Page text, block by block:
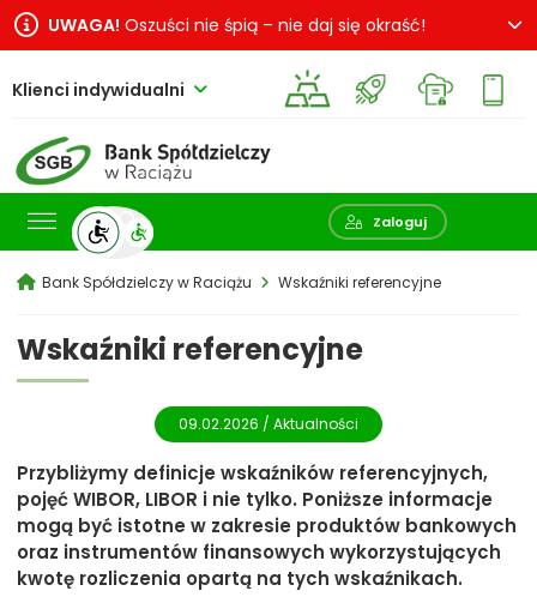
UWAGA! Oszuści nie śpią – nie daj się okraść!
Klienci indywidualni
Zaloguj
Pokaż wyszukiwarkę
Bank Spółdzielczy w Raciążu Wskaźniki referencyjne
Wskaźniki referencyjne
09.02.2026 / Aktualności
Przybliżymy definicje wskaźników referencyjnych,
pojęć WIBOR, LIBOR i nie tylko. Poniższe informacje
mogą być istotne w zakresie produktów bankowych
oraz instrumentów finansowych wykorzystujących
kwotę rozliczenia opartą na tych wskaźnikach.